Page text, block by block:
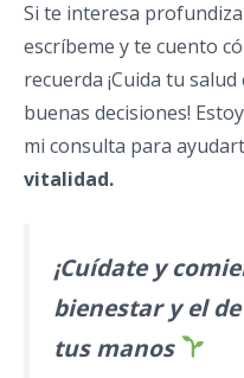
Si te interesa
escríbeme y te cuento
recuerda ¡Cuida tu
buenas decisiones!
mi consulta para
vitalidad.
¡Cuídate y
bienestar y el
tus manos